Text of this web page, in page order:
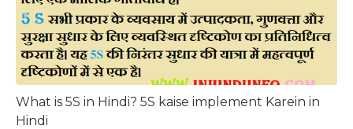
What is 5S in Hindi? 5S kaise implement Karein in
Hindi